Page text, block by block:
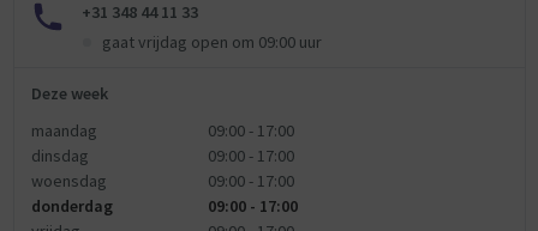
+31 348 44 11 33
gaat vrijdag open om 09:00 uur
Deze week
maandag
09:00 - 17:00
dinsdag
09:00 - 17:00
woensdag
09:00 - 17:00
donderdag
09:00 - 17:00